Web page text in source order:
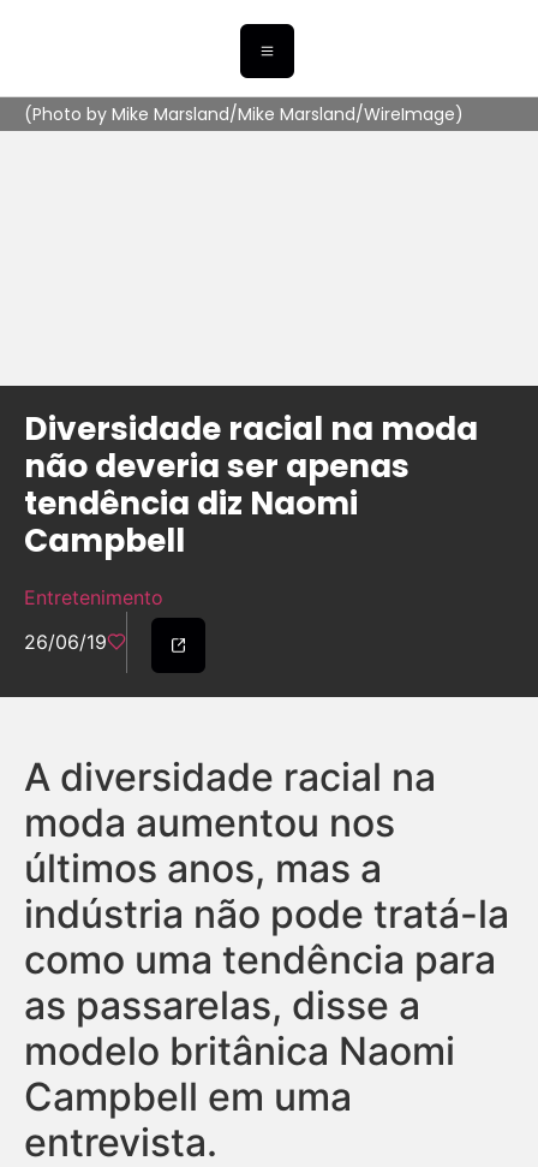
(Photo by Mike Marsland/Mike Marsland/WireImage)
Diversidade racial na moda
não deveria ser apenas
tendência diz Naomi
Campbell
Entretenimento
26/06/19
A diversidade racial na
moda aumentou nos
últimos anos, mas a
indústria não pode tratá-la
como uma tendência para
as passarelas, disse a
modelo britânica Naomi
Campbell em uma
entrevista.